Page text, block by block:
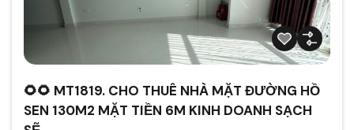
🌻🌻 MT1819. CHO THUÊ NHÀ MẶT ĐƯỜNG HỒ
SEN 130M2 MẶT TIỀN 6M KINH DOANH SẠCH